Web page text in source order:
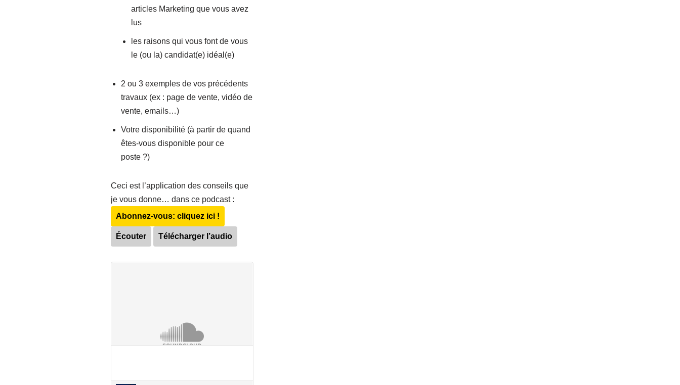
articles Marketing que vous avez
lus
les raisons qui vous font de vous
le (ou la) candidat(e) idéal(e)
2 ou 3 exemples de vos précédents
travaux (ex : page de vente, vidéo de
vente, emails…)
Votre disponibilité (à partir de quand
êtes-vous disponible pour ce
poste ?)
Ceci est l’application des conseils que
je vous donne… dans ce podcast :
Abonnez-vous: cliquez ici !
Écouter Télécharger l’audio